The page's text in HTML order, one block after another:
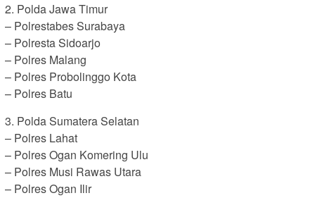
2. Polda Jawa Timur
– Polrestabes Surabaya
– Polresta Sidoarjo
– Polres Malang
– Polres Probolinggo Kota
– Polres Batu
3. Polda Sumatera Selatan
– Polres Lahat
– Polres Ogan Komering Ulu
– Polres Musi Rawas Utara
– Polres Ogan Ilir